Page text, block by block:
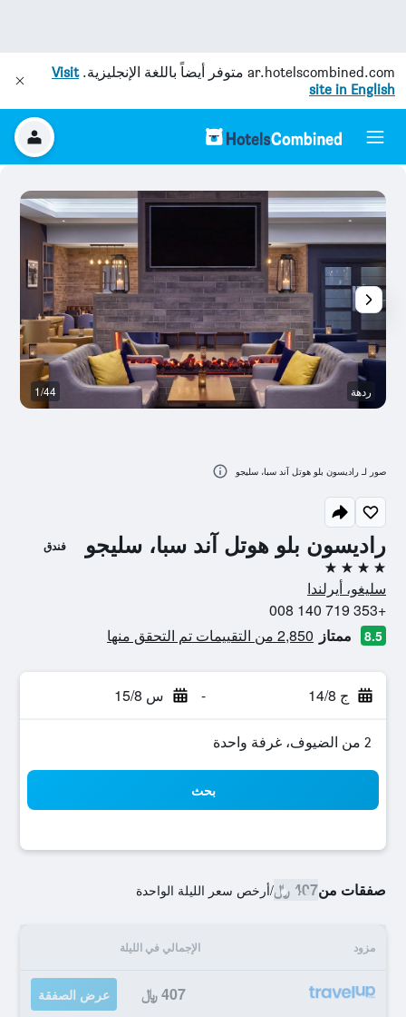
ar.hotelscombined.com متوفر أيضاً باللغة الإنجليزية.Visit
site in English
راديسون بلو هوتل آند سبا، سليجو فندق
4 نجوم
سليغو، أيرلندا
+353 719 140 008
8.5 ممتاز 2,850 من التقييمات تم التحقق منها
ج 14/8 - س 15/8
2 من الضيوف، غرفة واحدة
بحث
صفقات من407 ﷼ /أرخص سعر الليلة الواحدة
مزود الإجمالي في الليلة
407 ﷼ عرض الصفقة
ردهة 1/44
صور لـ راديسون بلو هوتل آند سبا، سليجو